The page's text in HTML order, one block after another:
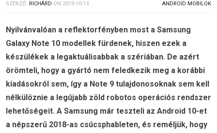
SZERZŐ: RICHÁRD ON 2019-10-13 ANDROID MOBILOK
Nyilvánvalóan a reflektorfényben most a Samsung
Galaxy Note 10 modellek fürdenek, hiszen ezek a
készülékek a legaktuálisabbak a szériában. De azért
örömteli, hogy a gyártó nem feledkezik meg a korábbi
kiadásokról sem, így a Note 9 tulajdonosoknak sem kell
nélkülöznie a legújabb zöld robotos operációs rendszer
lehetőségeit. A Samsung már teszteli az Android 10-et
a népszerű 2018-as csúcsphableten, és reméljük, hogy